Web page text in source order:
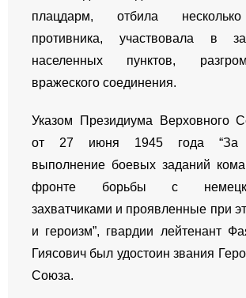
плацдарм, отбила несколько
противника, участвовала в
населенных пунктов,
вражеского соединения.
Указом Президиума Верховного
от 27 июня 1945 года “За
выполнение боевых заданий
фронте борьбы с немецко-
захватчиками и проявленные при
и героизм”, гвардии лейтенант
Гиясович был удостоин звания
Союза.